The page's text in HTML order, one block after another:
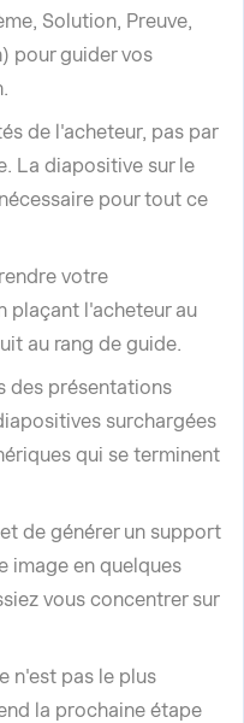
Solution, Preuve,
pour guider vos
de l'acheteur, pas par
La diapositive sur le
pour tout ce
votre
plaçant l'acheteur au
au rang de guide.
des présentations
surchargées
qui se terminent
de générer un support
image en quelques
vous concentrer sur
n'est pas le plus
la prochaine étape